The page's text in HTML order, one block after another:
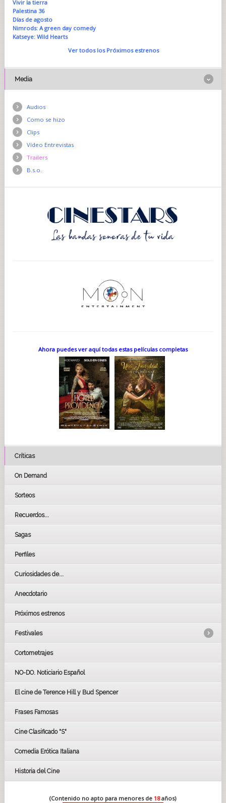
Vivir la tierra
Palestina 36
Días de agosto
Nimrods: A green day comedy
Katseye: Wild Hearts
Ver todos los Próximos estrenos
Media
Audios
Como se hizo
Clips
Vídeo Entrevistas
Trailers
B.s.o.
Ahora puedes ver aquí todas estas películas completas
Críticas
On Demand
Sorteos
Recuerdos...
Sagas
Perfiles
Curiosidades de...
Anecdotario
Próximos estrenos
Festivales
LOS OSCARS
BAFTA
FESTIVAL DE HUELVA 2019
FESTIVAL DE CINE DE SEVILLA 2019
Cortometrajes
NO-DO. Noticiario Español
El cine de Terence Hill y Bud Spencer
Frases Famosas
Cine Clasificado "S"
Comedia Erótica Italiana
Historia del Cine
(Contenido no apto para menores de 18años)